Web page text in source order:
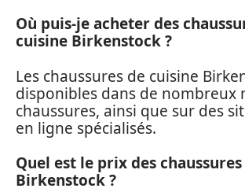
Où puis-je acheter des
cuisine Birkenstock ?
Les chaussures de cuisine
disponibles dans de nombreux
chaussures, ainsi que sur des
en ligne spécialisés.
Quel est le prix des
Birkenstock ?